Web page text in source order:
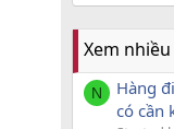
Xem nhiều
N
Hàng
có cần